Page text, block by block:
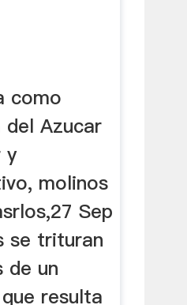
como
Azucar
y
molinos
Sep
se trituran
de un
resulta